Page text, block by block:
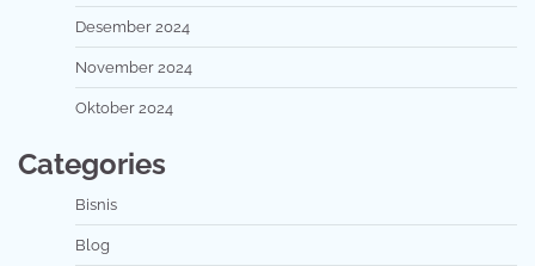
Desember 2024
November 2024
Oktober 2024
Categories
Bisnis
Blog